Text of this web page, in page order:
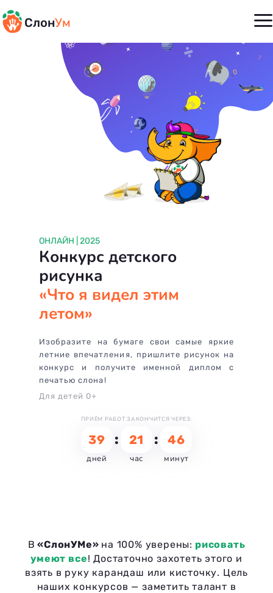
СлонУм
ОНЛАЙН | 2025
Конкурс детского
рисунка
«Что я видел этим
летом»
Изобразите на бумаге свои самые яркие
летние впечатления, пришлите рисунок на
конкурс и получите именной диплом с
печатью слона!
Для детей 0+
ПРИЁМ РАБОТ ЗАКОНЧИТСЯ ЧЕРЕЗ:
39
дней
: 21
час
: 46
минут
В «СлонУМе» на 100% уверены: рисовать
умеют все! Достаточно захотеть этого и
взять в руку карандаш или кисточку. Цель
наших конкурсов — заметить талант в